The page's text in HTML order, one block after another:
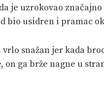
je uzrokovao
bio usidren i pramac
snažan jer kada
ga brže nagne u